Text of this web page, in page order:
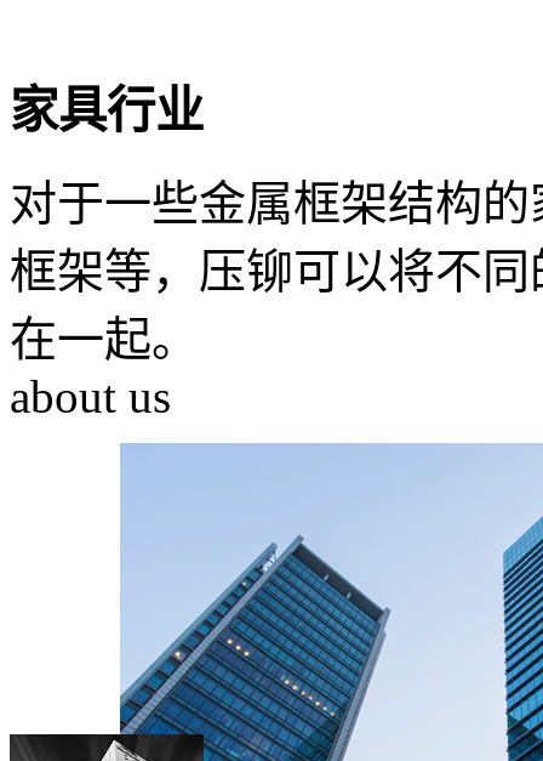
家具行业
对于一些金属框架结构
框架等，压铆可以将不
在一起。
about us